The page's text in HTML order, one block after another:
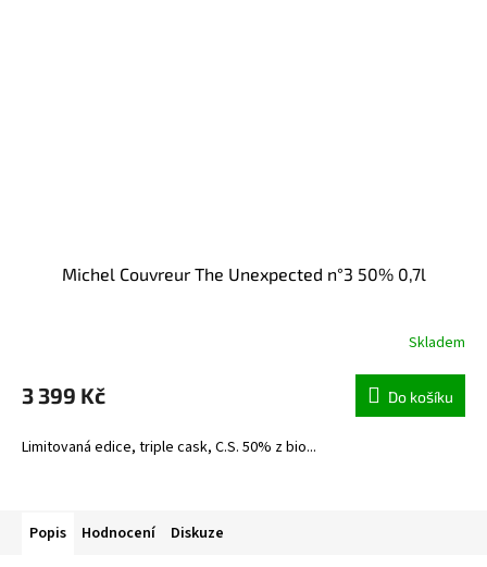
Michel Couvreur The Unexpected n°3 50% 0,7l
Skladem
3 399 Kč Do košíku
Limitovaná edice, triple cask, C.S. 50% z bio...
Popis Hodnocení Diskuze